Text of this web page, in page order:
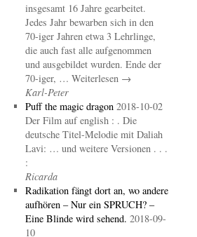
insgesamt 16 Jahre gearbeitet.
Jedes Jahr bewarben sich in den
70-iger Jahren etwa 3 Lehrlinge,
die auch fast alle aufgenommen
und ausgebildet wurden. Ende der
70-iger, … Weiterlesen →
Karl-Peter
Puff the magic dragon 2018-10-02
Der Film auf english : . Die
deutsche Titel-Melodie mit Daliah
Lavi: … und weitere Versionen . . .
:
Ricarda
Radikation fängt dort an, wo andere
aufhören – Nur ein SPRUCH? –
Eine Blinde wird sehend. 2018-09-
10